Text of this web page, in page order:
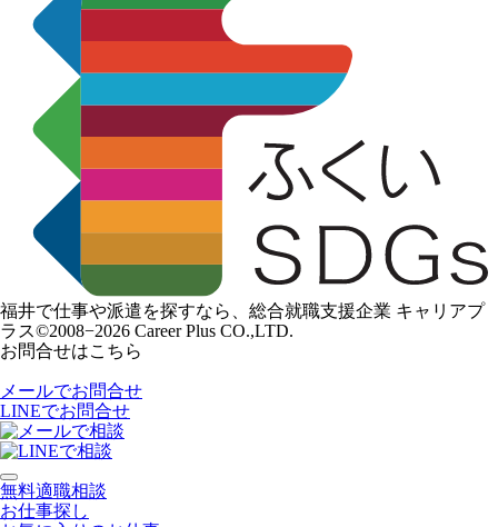
福井で仕事や派遣を探すなら、総合就職支援企業 キャリアプ
ラス©2008−2026 Career Plus CO.,LTD.
お問合せはこちら
メールでお問合せ
LINEでお問合せ
無料適職相談
お仕事探し